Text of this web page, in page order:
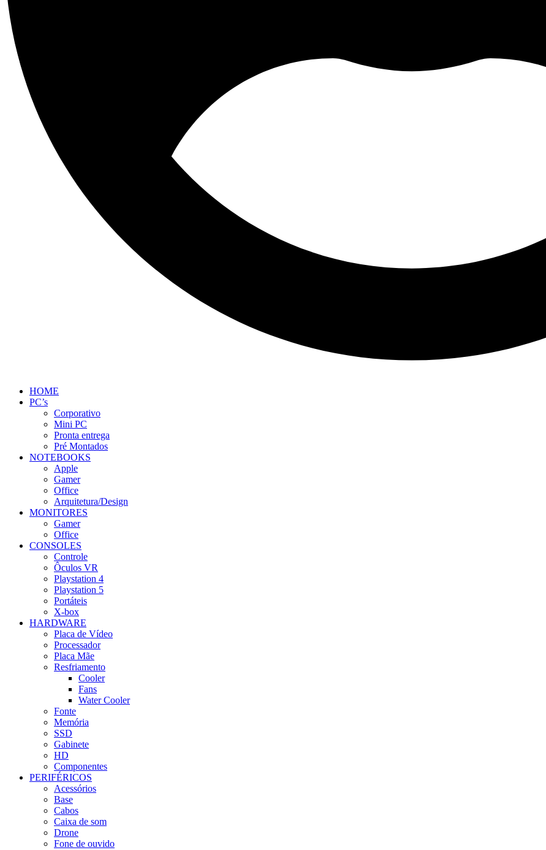
HOME
PC’s
Corporativo
Mini PC
Pronta entrega
Pré Montados
NOTEBOOKS
Apple
Gamer
Office
Arquitetura/Design
MONITORES
Gamer
Office
CONSOLES
Controle
Ôculos VR
Playstation 4
Playstation 5
Portáteis
X-box
HARDWARE
Placa de Vídeo
Processador
Placa Mãe
Resfriamento
Cooler
Fans
Water Cooler
Fonte
Memória
SSD
Gabinete
HD
Componentes
PERIFÉRICOS
Acessórios
Base
Cabos
Caixa de som
Drone
Fone de ouvido